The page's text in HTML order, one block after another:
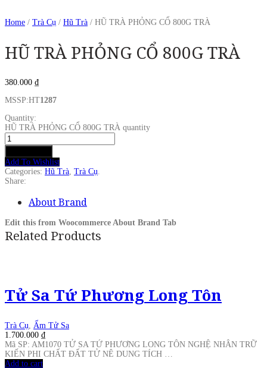
Home / Trà Cụ / Hũ Trà / HŨ TRÀ PHỎNG CỔ 800G TRÀ
HŨ TRÀ PHỎNG CỔ 800G TRÀ
380.000 ₫
MSSP:HT1287
Quantity:
HŨ TRÀ PHỎNG CỔ 800G TRÀ quantity
Add To Wishlist
Categories: Hũ Trà Trà Cụ
Share:
About Brand
Edit this from Woocommerce About Brand Tab
Related Products
Tử Sa Tứ Phương Long Tôn
Trà Cụ, Ấm Tử Sa
1.700.000 ₫
Mã SP: AM1070 TỬ SA TỨ PHƯƠNG LONG TÔN NGHỆ NHÂN TRỮ
KIẾN PHI CHẤT ĐẤT TỬ NÊ DUNG TÍCH …
Add to cart